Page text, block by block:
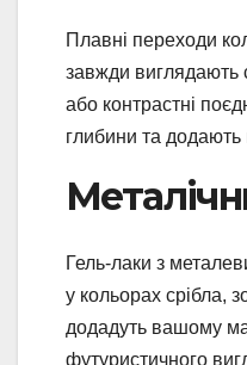
Плавні переходи
завжди виглядають
або контрастні
глибини та додають
Гель-лаки з
у кольорах срібла,
додадуть вашому
футуристичного